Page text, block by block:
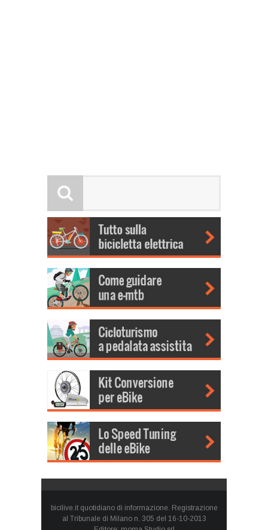
bicilive.it quotidiano di informazione. Registrazione
al Tribunale di Milano n. 305 del 16-10-2013